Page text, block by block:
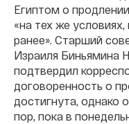
Египтом о
«на тех же
ранее». Старший
Израиля Биньямина
подтвердил
договоренность о
достигнута, однако
пор, пока в